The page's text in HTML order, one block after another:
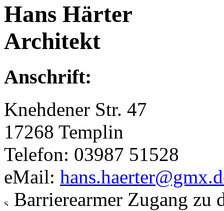
Hans Härter
Architekt
Anschrift:
Knehdener Str. 47
17268 Templin
Telefon: 03987 51528
eMail:
Barrierearmer Zugang zu